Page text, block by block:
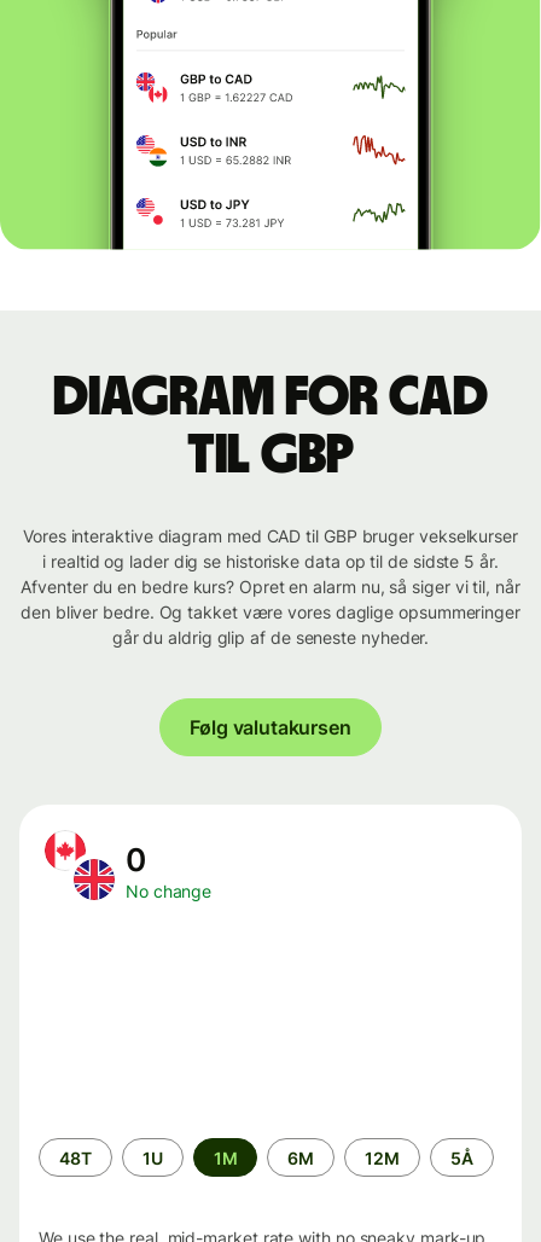
Diagram for CAD
til GBP
Vores interaktive diagram med CAD til GBP bruger vekselkurser
i realtid og lader dig se historiske data op til de sidste 5 år.
Afventer du en bedre kurs? Opret en alarm nu, så siger vi til, når
den bliver bedre. Og takket være vores daglige opsummeringer
går du aldrig glip af de seneste nyheder.
Følg valutakursen
0
No change
Time
period
48T 1U 1M 6M 12M 5Å